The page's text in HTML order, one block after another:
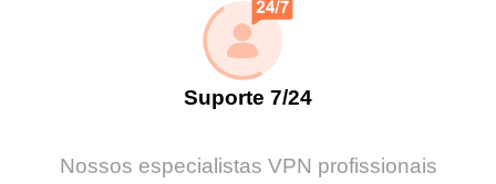
Suporte 7/24
Nossos especialistas VPN profissionais